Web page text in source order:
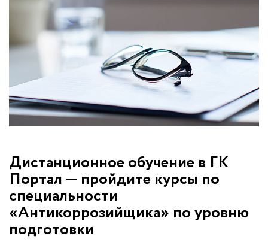
Дистанционное обучение в ГК
Портал — пройдите курсы по
специальности
«Антикоррозийщика» по уровню
подготовки